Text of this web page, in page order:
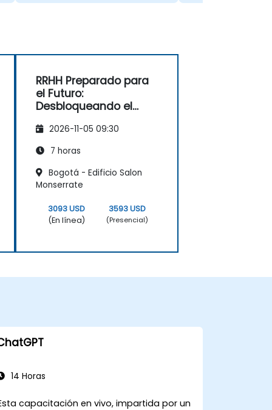
RRHH Preparado para
el Futuro:
Desbloqueando el
las Operaciones de
Personas
2026-11-05 09:30
7 horas
Bogotá - Edificio Salon
Monserrate
3093 USD
(En línea)
3593 USD
(Presencial)
14 Horas
capacitación en vivo, impartida por un